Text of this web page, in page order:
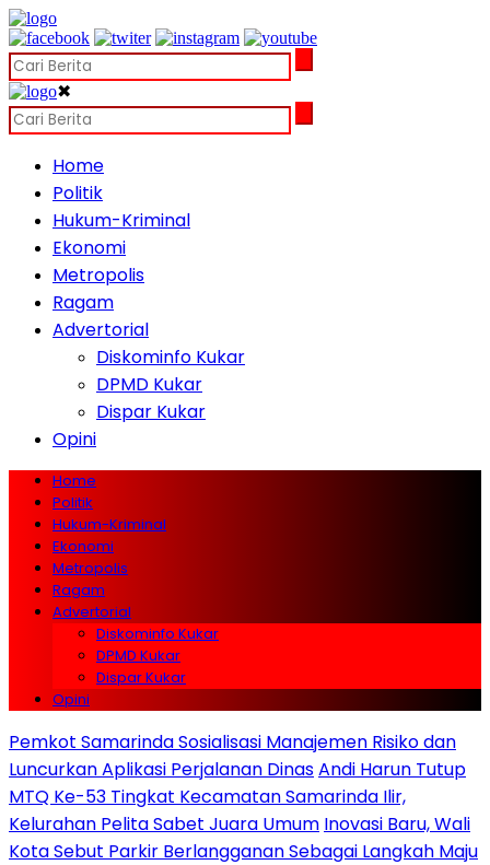
✖
Home
Politik
Hukum-Kriminal
Ekonomi
Metropolis
Ragam
Advertorial
Diskominfo Kukar
DPMD Kukar
Dispar Kukar
Opini
Home
Politik
Hukum-Kriminal
Ekonomi
Metropolis
Ragam
Advertorial
Diskominfo Kukar
DPMD Kukar
Dispar Kukar
Opini
Pemkot Samarinda Sosialisasi Manajemen Risiko dan
Luncurkan Aplikasi Perjalanan DinasAndi Harun Tutup
MTQ Ke-53 Tingkat Kecamatan Samarinda Ilir,
Kelurahan Pelita Sabet Juara Umum Inovasi Baru, Wali
Kota Sebut Parkir Berlangganan Sebagai Langkah Maju